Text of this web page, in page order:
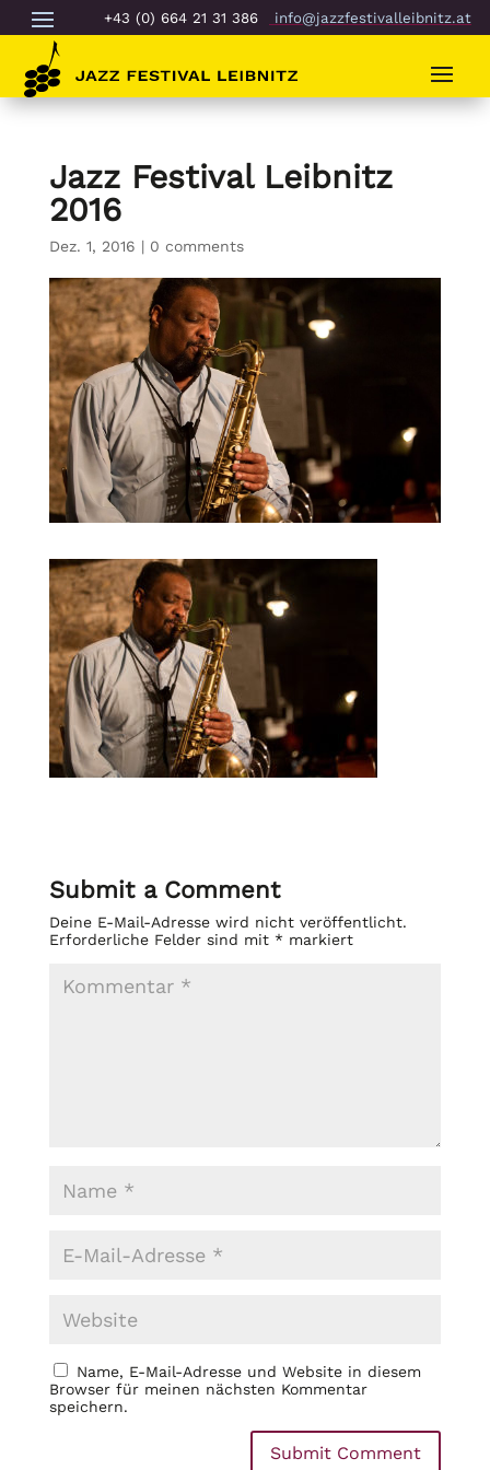
+43 (0) 664 21 31 386 info@jazzfestivalleibnitz.at
Jazz Festival Leibnitz
2016
Dez. 1, 2016 | 0 comments
Submit a Comment
Deine E-Mail-Adresse wird nicht veröffentlicht.
Erforderliche Felder sind mit *markiert
Name, E-Mail-Adresse und Website in diesem
Browser für meinen nächsten Kommentar
speichern.